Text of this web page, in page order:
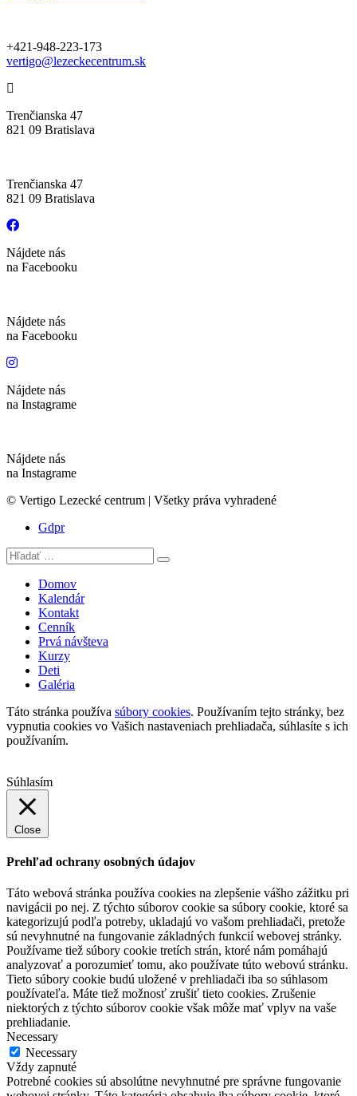
+421-948-223-173
vertigo@lezeckecentrum.sk
Trenčianska 47
821 09 Bratislava
Trenčianska 47
821 09 Bratislava
Nájdete nás
na Facebooku
Nájdete nás
na Facebooku
Nájdete nás
na Instagrame
Nájdete nás
na Instagrame
© Vertigo Lezecké centrum | Všetky práva vyhradené
Gdpr
Hľadať:
Search
Domov
Kalendár
Kontakt
Cenník
Prvá návšteva
Kurzy
Deti
Galéria
Táto stránka používa súbory cookies. Používaním tejto stránky, bez
vypnutia cookies vo Vašich nastaveniach prehliadača, súhlasíte s ich
používaním.
Súhlasím
Close
Prehľad ochrany osobných údajov
Táto webová stránka používa cookies na zlepšenie vášho zážitku pri
navigácii po nej. Z týchto súborov cookie sa súbory cookie, ktoré sa
kategorizujú podľa potreby, ukladajú vo vašom prehliadači, pretože
sú nevyhnutné na fungovanie základných funkcií webovej stránky.
Používame tiež súbory cookie tretích strán, ktoré nám pomáhajú
analyzovať a porozumieť tomu, ako používate túto webovú stránku.
Tieto súbory cookie budú uložené v prehliadači iba so súhlasom
používateľa. Máte tiež možnosť zrušiť tieto cookies. Zrušenie
niektorých z týchto súborov cookie však môže mať vplyv na vaše
prehliadanie.
Necessary
Necessary
Vždy zapnuté
Potrebné cookies sú absolútne nevyhnutné pre správne fungovanie